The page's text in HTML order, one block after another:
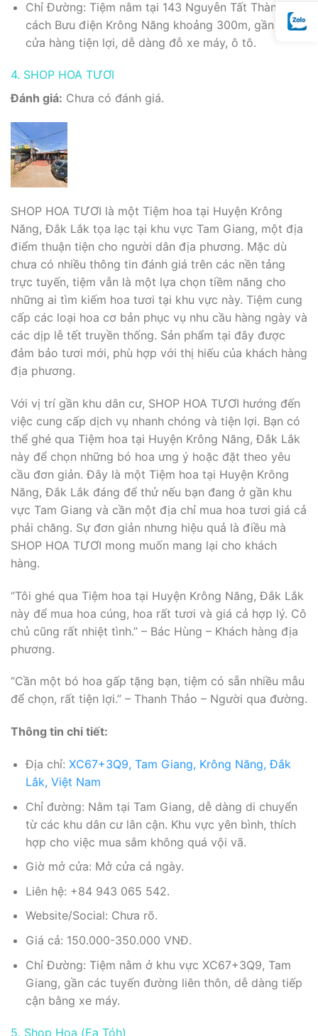
Chỉ Đường: Tiệm nằm tại 143 Nguyễn Tất Thành,
cách Bưu điện Krông Năng khoảng 300m, gần các
cửa hàng tiện lợi, dễ dàng đỗ xe máy, ô tô.
4. SHOP HOA TƯƠI
Đánh giá: Chưa có đánh giá.
SHOP HOA TƯƠI là một Tiệm hoa tại Huyện Krông
Năng, Đắk Lắk tọa lạc tại khu vực Tam Giang, một địa
điểm thuận tiện cho người dân địa phương. Mặc dù
chưa có nhiều thông tin đánh giá trên các nền tảng
trực tuyến, tiệm vẫn là một lựa chọn tiềm năng cho
những ai tìm kiếm hoa tươi tại khu vực này. Tiệm cung
cấp các loại hoa cơ bản phục vụ nhu cầu hàng ngày và
các dịp lễ tết truyền thống. Sản phẩm tại đây được
đảm bảo tươi mới, phù hợp với thị hiếu của khách hàng
địa phương.
Với vị trí gần khu dân cư, SHOP HOA TƯƠI hướng đến
việc cung cấp dịch vụ nhanh chóng và tiện lợi. Bạn có
thể ghé qua Tiệm hoa tại Huyện Krông Năng, Đắk Lắk
này để chọn những bó hoa ưng ý hoặc đặt theo yêu
cầu đơn giản. Đây là một Tiệm hoa tại Huyện Krông
Năng, Đắk Lắk đáng để thử nếu bạn đang ở gần khu
vực Tam Giang và cần một địa chỉ mua hoa tươi giá cả
phải chăng. Sự đơn giản nhưng hiệu quả là điều mà
SHOP HOA TƯƠI mong muốn mang lại cho khách
hàng.
“Tôi ghé qua Tiệm hoa tại Huyện Krông Năng, Đắk Lắk
này để mua hoa cúng, hoa rất tươi và giá cả hợp lý. Cô
chủ cũng rất nhiệt tình.” – Bác Hùng – Khách hàng địa
phương.
“Cần một bó hoa gấp tặng bạn, tiệm có sẵn nhiều mẫu
để chọn, rất tiện lợi.” – Thanh Thảo – Người qua đường.
Thông tin chi tiết:
Địa chỉ: XC67+3Q9, Tam Giang, Krông Năng, Đắk
Lắk, Việt Nam
Chỉ đường: Nằm tại Tam Giang, dễ dàng di chuyển
từ các khu dân cư lân cận. Khu vực yên bình, thích
hợp cho việc mua sắm không quá vội vã.
Giờ mở cửa: Mở cửa cả ngày.
Liên hệ: +84 943 065 542.
Website/Social: Chưa rõ.
Giá cả: 150.000-350.000 VNĐ.
Chỉ Đường: Tiệm nằm ở khu vực XC67+3Q9, Tam
Giang, gần các tuyến đường liên thôn, dễ dàng tiếp
cận bằng xe máy.
5. Shop Hoa (Ea Tóh)